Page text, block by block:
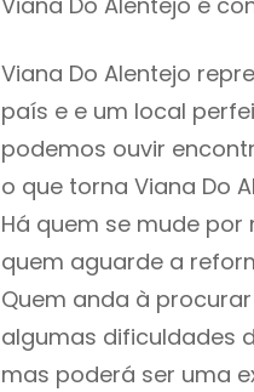
Viana Do Alentejo
país e e um local
podemos ouvir
o que torna Viana Do
Há quem se mude
quem aguarde a
Quem anda à
algumas dificuldades
mas poderá ser uma